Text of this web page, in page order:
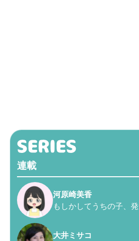
連載
河原崎美香
もしかしてうちの子、
大井ミサコ